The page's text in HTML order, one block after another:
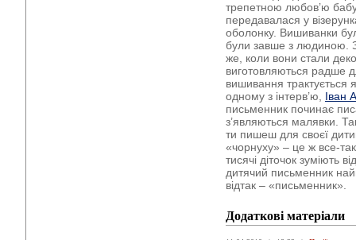
трепетною любов’ю
передавалася у
оболонку. Вишиванки
були завше з людиною.
же, коли вони стали
виготовляються радше
вишивання трактується
одному з інтерв’ю, Іван
письменник починає
з’являються малявки.
ти пишеш для своєї
«чорнуху» – це ж все-
тисячі діточок зуміють
дитячий письменник
відтак – «письменник».
Додаткові матеріали